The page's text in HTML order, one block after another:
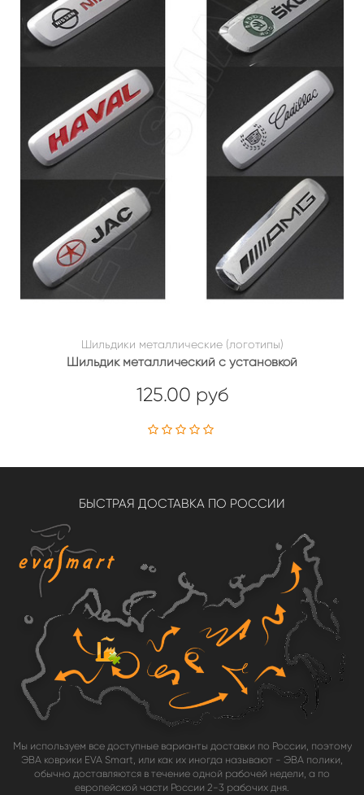
Шильдики металлические (логотипы)
Шильдик металлический с установкой
125.00 руб
БЫСТРАЯ ДОСТАВКА ПО РОССИИ
Мы используем все доступные варианты доставки по России, поэтому
ЭВА коврики EVA Smart, или как их иногда называют - ЭВА полики,
обычно доставляются в течение одной рабочей недели, а по
европейской части России 2-3 рабочих дня.